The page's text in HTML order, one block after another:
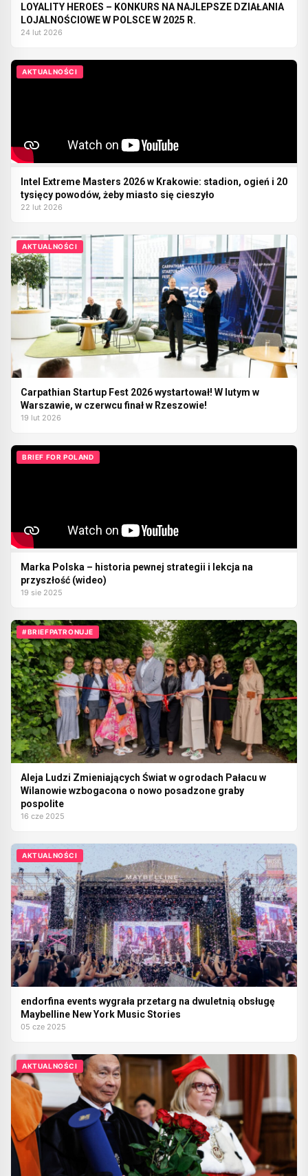
LOYALITY HEROES – KONKURS NA NAJLEPSZE DZIAŁANIA
LOJALNOŚCIOWE W POLSCE W 2025 R.
24 lut 2026
AKTUALNOŚCI
Intel Extreme Masters 2026 w Krakowie: stadion, ogień i 20
tysięcy powodów, żeby miasto się cieszyło
22 lut 2026
AKTUALNOŚCI
Carpathian Startup Fest 2026 wystartował! W lutym w
Warszawie, w czerwcu finał w Rzeszowie!
19 lut 2026
BRIEF FOR POLAND
Marka Polska – historia pewnej strategii i lekcja na
przyszłość (wideo)
19 sie 2025
#BRIEFPATRONUJE
Aleja Ludzi Zmieniających Świat w ogrodach Pałacu w
Wilanowie wzbogacona o nowo posadzone graby
pospolite
16 cze 2025
AKTUALNOŚCI
endorfina events wygrała przetarg na dwuletnią obsługę
Maybelline New York Music Stories
05 cze 2025
AKTUALNOŚCI